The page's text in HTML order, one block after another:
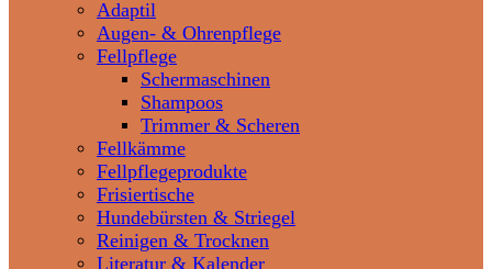
Adaptil
Augen- & Ohrenpflege
Fellpflege
Schermaschinen
Shampoos
Trimmer & Scheren
Fellkämme
Fellpflegeprodukte
Frisiertische
Hundebürsten & Striegel
Reinigen & Trocknen
Literatur & Kalender